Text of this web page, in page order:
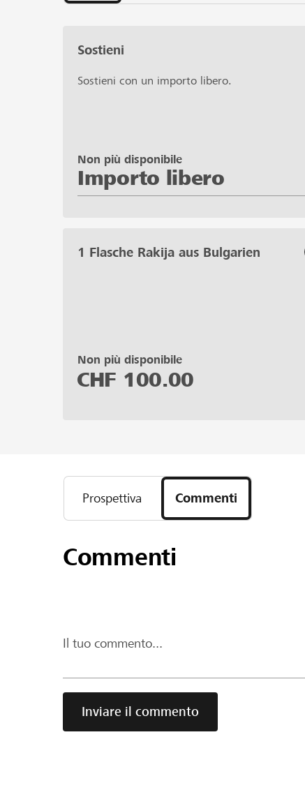
Sostieni
Sostieni con un importo libero.
Importo libero
Non più disponibile
1 Flasche Rakija aus Bulgarien
Non più disponibile
CHF 100.00
Prospettiva Commenti
Commenti
Il tuo commento...
Inviare il commento